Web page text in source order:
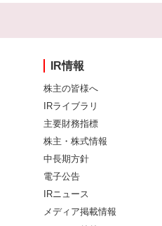
IR情報
株主の皆様へ
IRライブラリ
主要財務指標
株主・株式情報
中長期方針
電子公告
IRニュース
メディア掲載情報